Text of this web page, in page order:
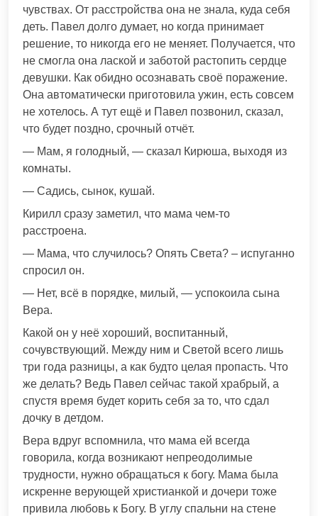
чувствах. От расстройства она не знала, куда себя
деть. Павел долго думает, но когда принимает
решение, то никогда его не меняет. Получается, что
не смогла она лаской и заботой растопить сердце
девушки. Как обидно осознавать своё поражение.
Она автоматически приготовила ужин, есть совсем
не хотелось. А тут ещё и Павел позвонил, сказал,
что будет поздно, срочный отчёт.
— Мам, я голодный, — сказал Кирюша, выходя из
комнаты.
— Садись, сынок, кушай.
Кирилл сразу заметил, что мама чем-то
расстроена.
— Мама, что случилось? Опять Света? – испуганно
спросил он.
— Нет, всё в порядке, милый, — успокоила сына
Вера.
Какой он у неё хороший, воспитанный,
сочувствующий. Между ним и Светой всего лишь
три года разницы, а как будто целая пропасть. Что
же делать? Ведь Павел сейчас такой храбрый, а
спустя время будет корить себя за то, что сдал
дочку в детдом.
Вера вдруг вспомнила, что мама ей всегда
говорила, когда возникают непреодолимые
трудности, нужно обращаться к богу. Мама была
искренне верующей христианкой и дочери тоже
привила любовь к Богу. В углу спальни на стене